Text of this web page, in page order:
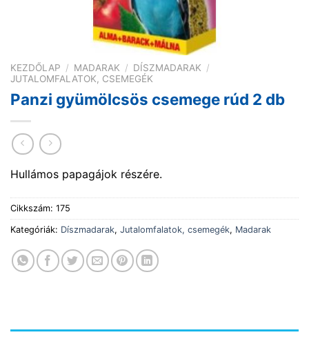
KEZDŐLAP / MADARAK / DÍSZMADARAK /
JUTALOMFALATOK, CSEMEGÉK
Panzi gyümölcsös csemege rúd 2 db
Hullámos papagájok részére .
Cikkszám: 175
Kategóriák: Díszmadarak, Jutalomfalatok, csemegék, Madarak